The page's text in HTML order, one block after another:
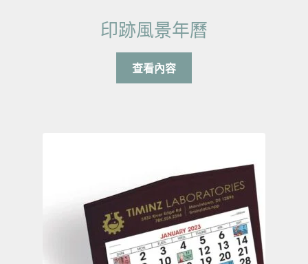
印跡風景年曆
查看內容